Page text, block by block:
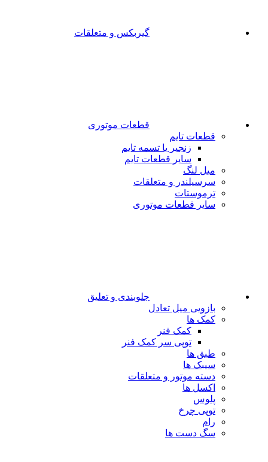
گیربکس و متعلقات
قطعات موتوری
قطعات تایم
زنجیر یا تسمه تایم
سایر قطعات تایم
میل لنگ
سرسیلندر و متعلقات
ترموستات
سایر قطعات موتوری
جلوبندی و تعلیق
بازویی میل تعادل
کمک ها
کمک فنر
توپی سر کمک فنر
طبق ها
سیبک ها
دسته موتور و متعلقات
اکسل ها
پلوس
توپی چرخ
رام
سگ دست ها